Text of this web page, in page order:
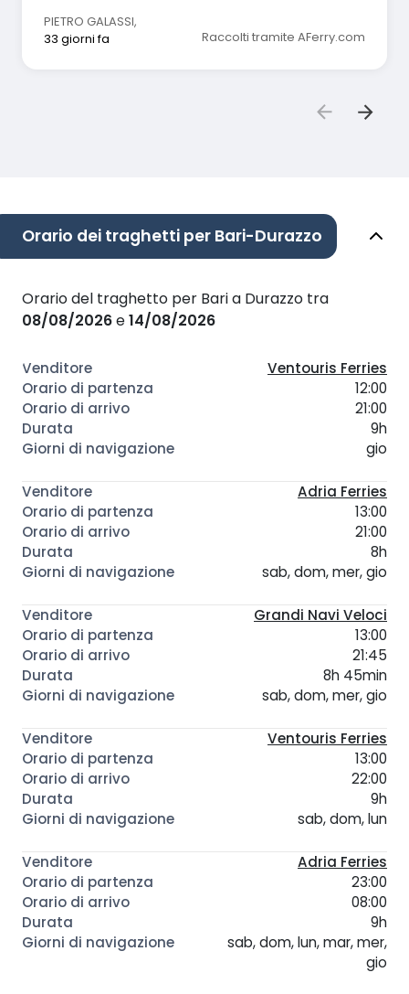
PIETRO GALASSI,
33 giorni fa
Raccolti tramite AFerry.com
Orario dei traghetti per Bari-Durazzo
Orario del traghetto per Bari a Durazzo tra
08/08/2026e14/08/2026
Ventouris Ferries
12:00
21:00
9h
gio
Adria Ferries
13:00
21:00
8h
sab, dom, mer, gio
Grandi Navi Veloci
13:00
21:45
8h 45min
sab, dom, mer, gio
Ventouris Ferries
13:00
22:00
9h
sab, dom, lun
Adria Ferries
23:00
08:00
9h
sab, dom, lun, mar, mer,
gio